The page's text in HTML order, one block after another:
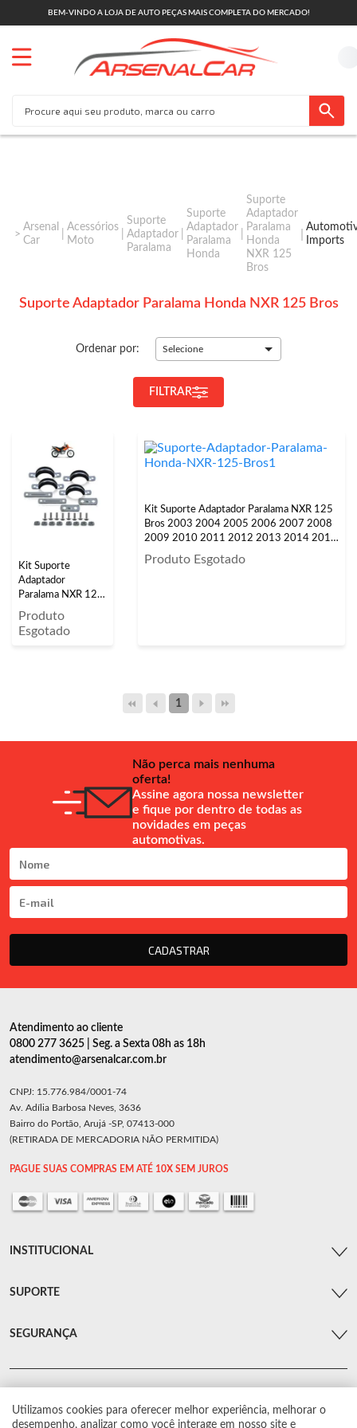
BEM-VINDO A LOJA DE AUTO PEÇAS MAIS COMPLETA DO MERCADO!
Arsenal
Car
Acessórios
Moto
Suporte
Adaptador
Paralama
Suporte
Adaptador
Paralama
Honda
Suporte
Adaptador
Paralama
Honda
NXR 125
Bros
Imports
Suporte Adaptador Paralama Honda NXR 125 Bros
Ordenar por: Selecione
FILTRAR
Kit Suporte
Adaptador
Paralama NXR 125
Bros 2003 2004
2008 2009 2010
Produto
Esgotado
Kit Suporte Adaptador Paralama NXR 125
Bros 2003 2004 2005 2006 2007 2008
2009 2010 2011 2012 2013 2014 2015
Freio a Disco
Produto Esgotado
1
Não perca mais nenhuma
oferta!
Assine agora nossa newsletter
e fique por dentro de todas as
novidades em peças
automotivas.
CADASTRAR
Utilizamos cookies para oferecer melhor experiência, melhorar o
desempenho, analizar como você interage em nosso site e
Atendimento ao cliente
0800 277 3625 | Seg. a Sexta 08h as 18h
atendimento@arsenalcar.com.br
CNPJ: 15.776.984/0001-74
Av. Adília Barbosa Neves, 3636
Bairro do Portão, Arujá -SP, 07413-000
(RETIRADA DE MERCADORIA NÃO PERMITIDA)
PAGUE SUAS COMPRAS EM ATÉ 10X SEM JUROS
INSTITUCIONAL
SUPORTE
SEGURANÇA
© Arsenal Car. Todos os direitos reservados.